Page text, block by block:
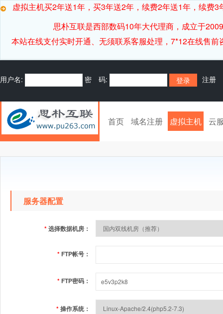
虚拟主机买2年送1年，买3年送2年，续费2年送1年，续费
思朴互联是西部数码10年大代理商，成立于
本站在线支付实时开通、无须联系客服处理，7*12在线售
用户名: 密 码: 注册
首页 域名注册 虚拟主机 云
服务器配置
*选择数据机房：
* FTP帐号：
* FTP密码：
*操作系统：